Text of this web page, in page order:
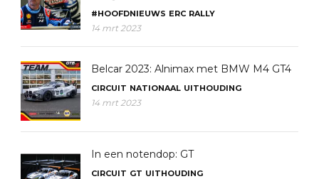
#HOOFDNIEUWS ERC RALLY
14 mrt 2023
Belcar 2023: Alnimax met BMW M4 GT4
CIRCUIT NATIONAAL UITHOUDING
14 mrt 2023
In een notendop: GT
CIRCUIT GT UITHOUDING